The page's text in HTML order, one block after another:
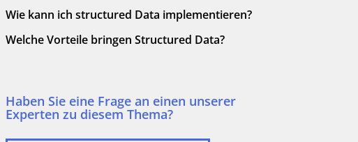
Wie kann ich structured Data implementieren?
Welche Vorteile bringen Structured Data?
Haben Sie eine Frage an einen unserer